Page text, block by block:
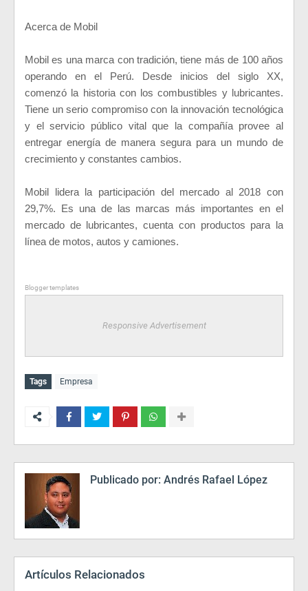
Acerca de Mobil
Mobil es una marca con tradición, tiene más de 100 años
operando en el Perú. Desde inicios del siglo XX,
comenzó la historia con los combustibles y lubricantes.
Tiene un serio compromiso con la innovación tecnológica
y el servicio público vital que la compañía provee al
entregar energía de manera segura para un mundo de
crecimiento y constantes cambios.
Mobil lidera la participación del mercado al 2018 con
29,7%. Es una de las marcas más importantes en el
mercado de lubricantes, cuenta con productos para la
línea de motos, autos y camiones.
Blogger templates
Responsive Advertisement
Tags Empresa
Publicado por: Andrés Rafael López
Artículos Relacionados